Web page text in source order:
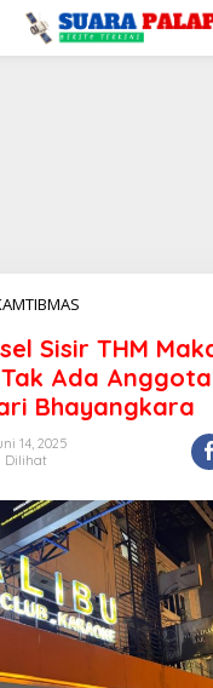
Sisir
THM
Makassar,
Pastikan
Anggota
TNI/Polri
Jelang
Bhayangkara
Sisir THM
Ada
Bhayangkara
14, 2025
Dilihat